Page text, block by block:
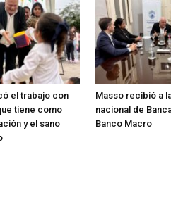
el trabajo con
tiene como
y el sano
Masso recibió a
nacional de
Banco Macro